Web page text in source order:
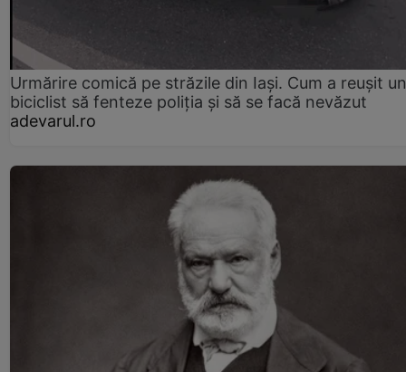
Urmărire comică pe străzile din Iași. Cum a reușit un
biciclist să fenteze poliția și să se facă nevăzut
adevarul.ro